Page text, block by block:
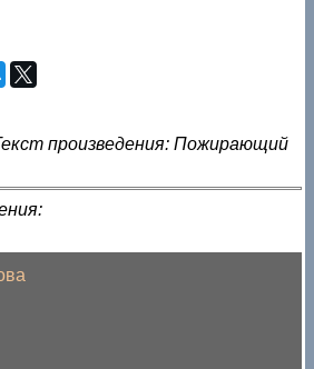
произведения: Пожирающий